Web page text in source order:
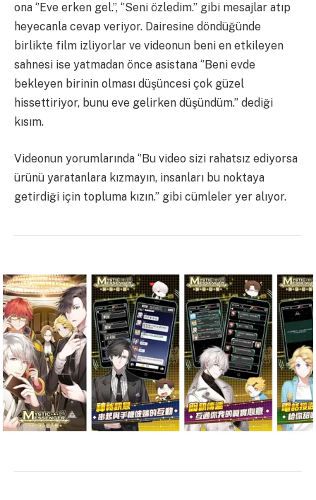
ona ‘’Eve erken gel.’’, ‘’Seni özledim.’’ gibi mesajlar atıp
heyecanla cevap veriyor. Dairesine döndüğünde
birlikte film izliyorlar ve videonun beni en etkileyen
sahnesi ise yatmadan önce asistana ‘’Beni evde
bekleyen birinin olması düşüncesi çok güzel
hissettiriyor, bunu eve gelirken düşündüm.’’ dediği
kısım.
Videonun yorumlarında ‘’Bu video sizi rahatsız ediyorsa
ürünü yaratanlara kızmayın, insanları bu noktaya
getirdiği için topluma kızın.’’ gibi cümleler yer alıyor.